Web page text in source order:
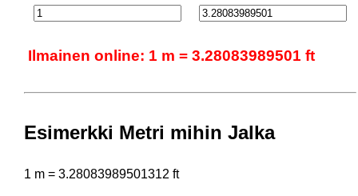
Ilmainen online: 1 m = 3.28083989501 ft
Esimerkki Metri mihin Jalka
1 m = 3.28083989501312 ft